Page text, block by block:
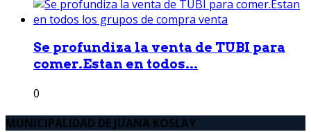
Se profundiza la venta de TUBI para
comer.Estan en todos...
0
MUNICIPALIDAD DE JUANA KOSLAY